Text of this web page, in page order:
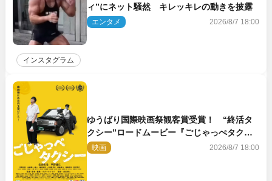
ィ”にネット騒然 キレッキレの動きを披露
エンタメ 2026/8/7 18:00
インスタグラム
ゆうばり国際映画祭観客賞受賞！ “終活タ
クシー”ロードムービー『ごじゃっぺタクシ
ー』10月公開＆予告解禁
映画 2026/8/7 18:00